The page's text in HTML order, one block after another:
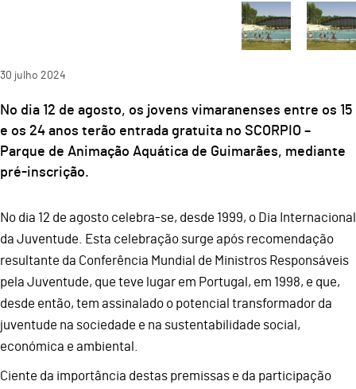
30 julho 2024
No dia 12 de agosto, os jovens vimaranenses entre os 15
e os 24 anos terão entrada gratuita no SCORPIO –
Parque de Animação Aquática de Guimarães, mediante
pré-inscrição.
No dia 12 de agosto celebra-se, desde 1999, o Dia Internacional
da Juventude. Esta celebração surge após recomendação
resultante da Conferência Mundial de Ministros Responsáveis
pela Juventude, que teve lugar em Portugal, em 1998, e que,
desde então, tem assinalado o potencial transformador da
juventude na sociedade e na sustentabilidade social,
económica e ambiental.
Ciente da importância destas premissas e da participação